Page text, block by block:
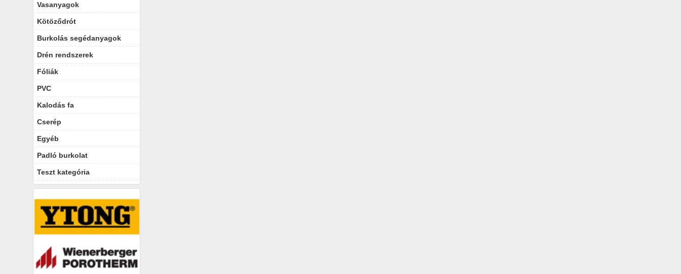
Vasanyagok
Kötöződrót
Burkolás segédanyagok
Drén rendszerek
Fóliák
PVC
Kalodás fa
Cserép
Egyéb
Padló burkolat
Teszt kategória